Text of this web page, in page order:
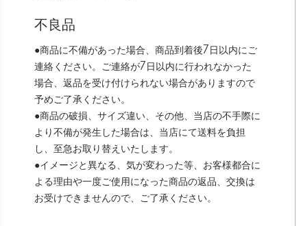
不良品
●商品に不備があった場合、商品到着後7日以内にご
連絡ください。ご連絡が7日以内に行われなかった
場合、返品を受け付けられない場合がありますので
予めご了承ください。
●商品の破損、サイズ違い、その他、当店の不手際に
より不備が発生した場合は、当店にて送料を負担
し、至急お取り替えいたします。
●イメージと異なる、気が変わった等、お客様都合に
よる理由や一度ご使用になった商品の返品、交換は
お受けできませんので、ご了承ください。